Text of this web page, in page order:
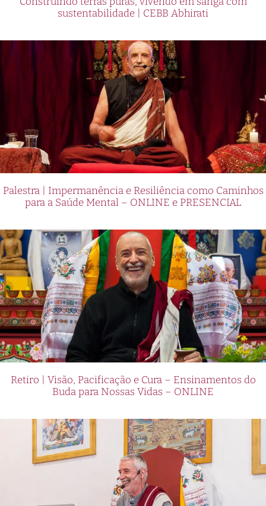
sustentabilidade | CEBB Abhirati
Palestra | Impermanência e Resiliência como Caminhos
para a Saúde Mental – ONLINE e PRESENCIAL
Retiro | Visão, Pacificação e Cura – Ensinamentos do
Buda para Nossas Vidas – ONLINE